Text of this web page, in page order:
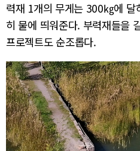
력재 1개의 무게는 300㎏에 달
히 물에 띄워준다. 부력재들을
프로젝트도 순조롭다.